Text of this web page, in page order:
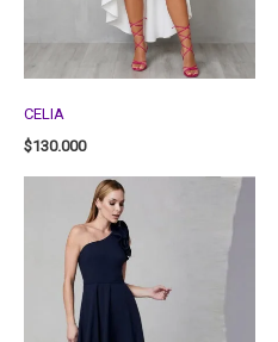
CELIA
$130.000